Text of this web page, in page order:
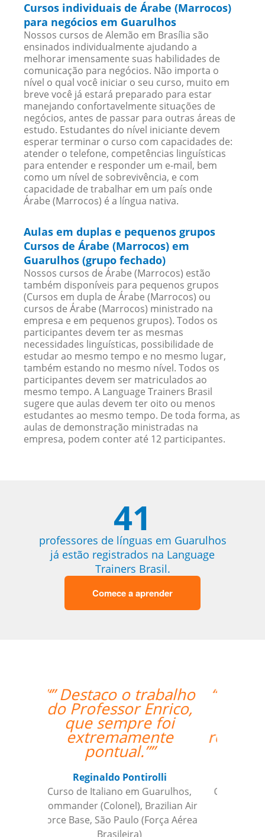
Cursos individuais de Árabe (Marrocos)
para negócios em Guarulhos
Nossos cursos de Alemão em Brasília são
ensinados individualmente ajudando a
melhorar imensamente suas habilidades de
comunicação para negócios. Não importa o
nível o qual você iniciar o seu curso, muito em
breve você já estará preparado para estar
manejando confortavelmente situações de
negócios, antes de passar para outras áreas de
estudo. Estudantes do nível iniciante devem
esperar terminar o curso com capacidades de:
atender o telefone, competências linguísticas
para entender e responder um e-mail, bem
como um nível de sobrevivência, e com
capacidade de trabalhar em um país onde
Árabe (Marrocos) é a língua nativa.
Aulas em duplas e pequenos grupos
Cursos de Árabe (Marrocos) em
Guarulhos (grupo fechado)
Nossos cursos de Árabe (Marrocos) estão
também disponíveis para pequenos grupos
(Cursos em dupla de Árabe (Marrocos) ou
cursos de Árabe (Marrocos) ministrado na
empresa e em pequenos grupos). Todos os
participantes devem ter as mesmas
necessidades linguísticas, possibilidade de
estudar ao mesmo tempo e no mesmo lugar,
também estando no mesmo nível. Todos os
participantes devem ser matriculados ao
mesmo tempo. A Language Trainers Brasil
sugere que aulas devem ter oito ou menos
estudantes ao mesmo tempo. De toda forma, as
aulas de demonstração ministradas na
empresa, podem conter até 12 participantes.
41
professores de línguas em Guarulhos
já estão registrados na Language
Trainers Brasil.
Comece a aprender
“”A professora Sandra
é ótima e super
atenciosa. Super
recomendo o trabalho
dela.””
Isis Andreatta
Curso de Espanhol em Guarulhos